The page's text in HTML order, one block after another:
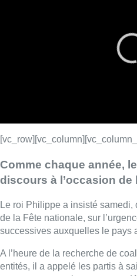
Le roi Philippe a insisté samedi,
de la Fête nationale, sur
A l’heure de la recherche de
convergences existantes pour
pour le pays.
pays, elle reste solide chez
les responsables politiques, je
le chef de l’Etat.
Autres temps électoraux, autres
consolide le positionnement de
protégeant l’outil de production,